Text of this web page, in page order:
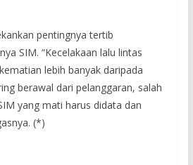
pentingnya tertib
SIM. “Kecelakaan lalu lintas
lebih banyak daripada
berawal dari pelanggaran, salah
yang mati harus didata dan
(*)